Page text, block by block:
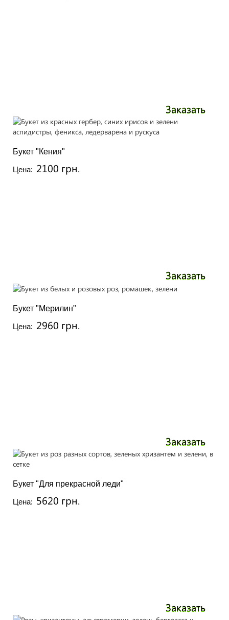
Заказать
Букет "Кения"
Цена: 2100 грн.
Заказать
Букет "Мерилин"
Цена: 2960 грн.
Заказать
Букет "Для прекрасной леди"
Цена: 5620 грн.
Заказать